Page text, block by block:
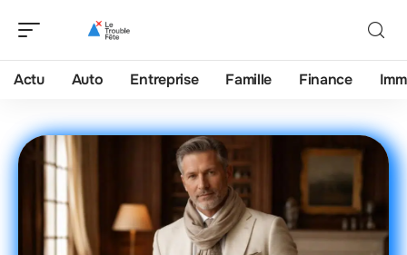
Actu Auto Entreprise Famille Finance